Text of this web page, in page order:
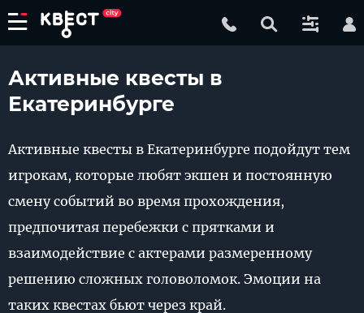
Активные квесты в
Екатеринбурге
Активные квесты в Екатеринбурге подойдут тем
игрокам, которые любят экшен и постоянную
смену событий во время прохождения,
предпочитая перебежки с прятками и
взаимодействие с актерами размеренному
решению сложных головоломок. Эмоции на
таких квестах бьют через край.